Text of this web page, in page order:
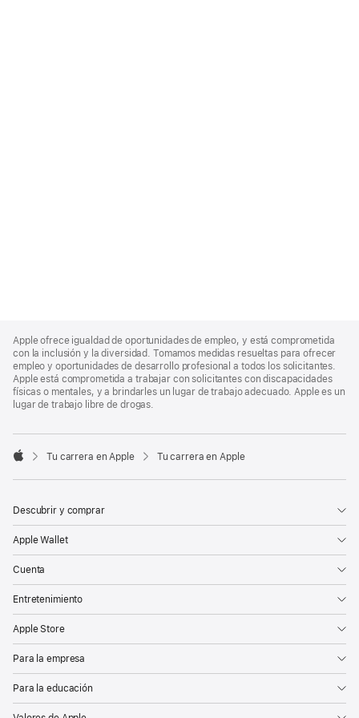
Footer
Apple ofrece igualdad de oportunidades de empleo, y está comprometida
con la inclusión y la diversidad. Tomamos medidas resueltas para ofrecer
empleo y oportunidades de desarrollo profesional a todos los solicitantes.
Apple está comprometida a trabajar con solicitantes con discapacidades
físicas o mentales, y a brindarles un lugar de trabajo adecuado. Apple es un
lugar de trabajo libre de drogas.

Tu carrera en Apple Tu carrera en Apple
Descubrir y comprar
Apple Wallet
Cuenta
Entretenimiento
Apple Store
Para la empresa
Para la educación